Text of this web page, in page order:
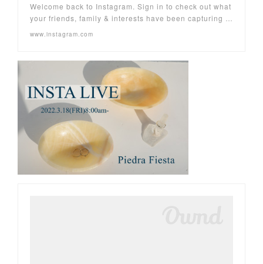
Welcome back to Instagram. Sign in to check out what
your friends, family & interests have been capturing …
www.instagram.com